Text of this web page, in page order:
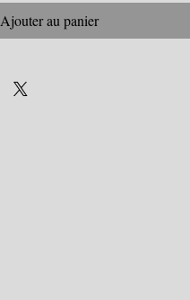
Ajouter au panier